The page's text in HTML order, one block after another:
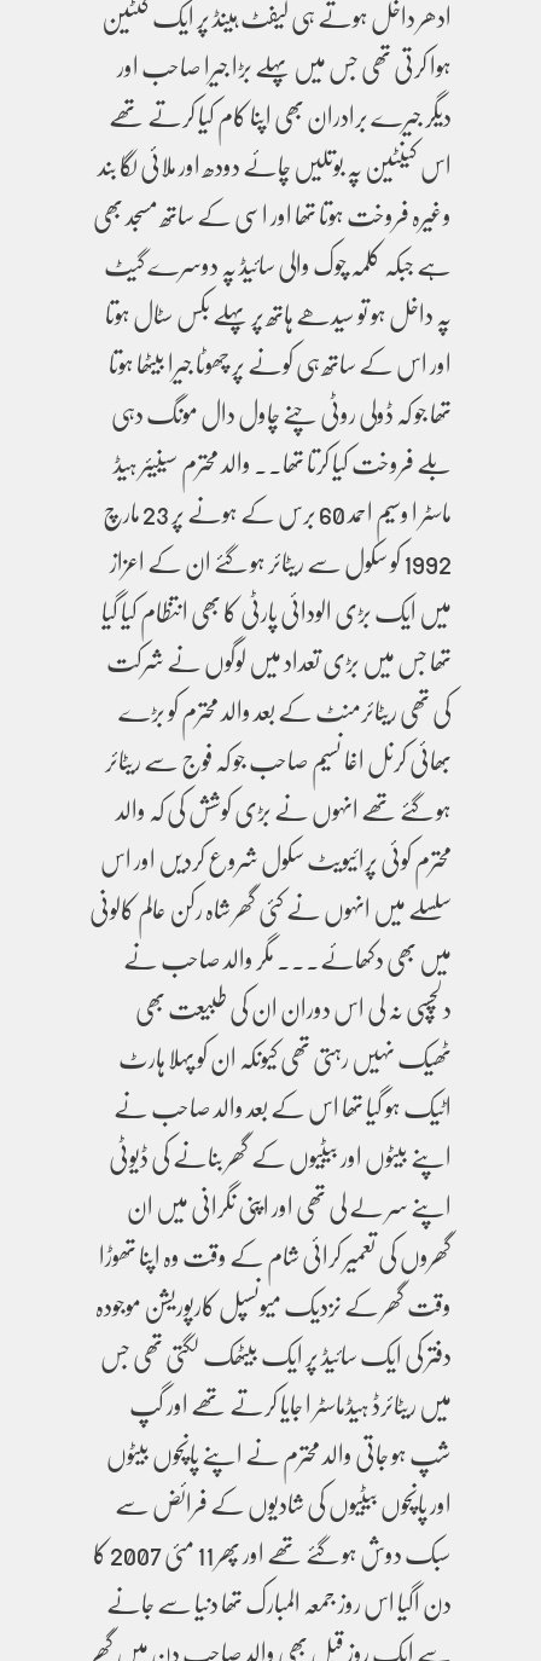
ادھر داخل ہوتے ہی لیفٹ ہینڈ پر ایک کنٹین
ہوا کرتی تھی جس میں پہلے بڑا جیرا صاحب اور
دیگر جیرے برادران بھی اپنا کام کیا کرتے تھے
اس کینٹین پہ بوتلیں چائے دودھ اور ملائی لگا بند
وغیرہ فروخت ہوتا تھا اور اسی کے ساتھ مسجد بھی
ہے جبکہ کلمہ چوک والی سائیڈ پہ دوسرے گیٹ
پہ داخل ہو تو سیدھے ہاتھ پر پہلے بکس سٹال ہوتا
اور اس کے ساتھ ہی کونے پر چھوٹا جیرا بیٹھا ہوتا
تھا جو کہ ڈولی روٹی چنے چاول دال مونگ دہی
بلے فروخت کیا کرتا تھا۔۔ والد محترم سینیئر ہیڈ
ماسٹر ا وسیم احمد 60 برس کے ہونے پر 23 مارچ
1992 کو سکول سے ریٹائر ہو گئے ان کے اعزاز
میں ایک بڑی الودائی پارٹی کا بھی انتظام کیا گیا
تھا جس میں بڑی تعداد میں لوگوں نے شرکت
کی تھی ریٹائرمنٹ کے بعد والد محترم کو بڑے
بھائی کرنل اغا نسیم صاحب جو کہ فوج سے ریٹائر
ہو گئے تھے انہوں نے بڑی کوشش کی کہ والد
محترم کوئی پرائیویٹ سکول شروع کردیں اور اس
سلسلے میں انہوں نے کئی گھر شاہ رکن عالم کالونی
میں بھی دکھائے۔۔۔ مگر والد صاحب نے
دلچسپی نہ لی اس دوران ان کی طبیعت بھی
ٹھیک نہیں رہتی تھی کیونکہ ان کو پہلا ہارٹ
اٹیک ہو گیا تھا اس کے بعد والد صاحب نے
اپنے بیٹوں اور بیٹیوں کے گھر بنانے کی ڈیوٹی
اپنے سر لے لی تھی اور اپنی نگرانی میں ان
گھروں کی تعمیر کرائی شام کے وقت وہ اپنا تھوڑا
وقت گھر کے نزدیک میونسپل کارپوریشن موجودہ
دفتر کی ایک سائیڈ پر ایک بیٹھک لگتی تھی جس
میں ریٹائرڈ ہیڈماسٹر ا جایا کرتے تھے اور گپ
شپ ہو جاتی والد محترم نے اپنے پانچوں بیٹوں
اور پانچوں بیٹیوں کی شادیوں کے فرائض سے
سبک دوش ہو گئے تھے اور پھر 11 مئی 2007 کا
دن اگیا اس روز جمعہ المبارک تھا دنیا سے جانے